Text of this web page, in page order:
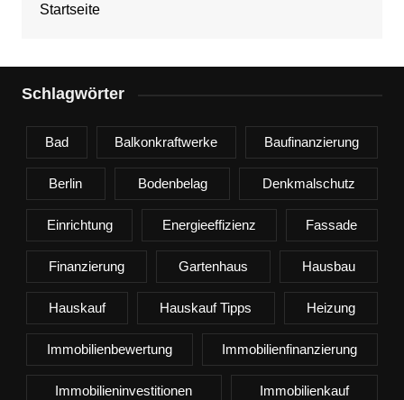
Startseite
Schlagwörter
Bad Balkonkraftwerke Baufinanzierung
Berlin Bodenbelag Denkmalschutz
Einrichtung Energieeffizienz Fassade
Finanzierung Gartenhaus Hausbau
Hauskauf Hauskauf Tipps Heizung
Immobilienbewertung Immobilienfinanzierung
Immobilieninvestitionen Immobilienkauf